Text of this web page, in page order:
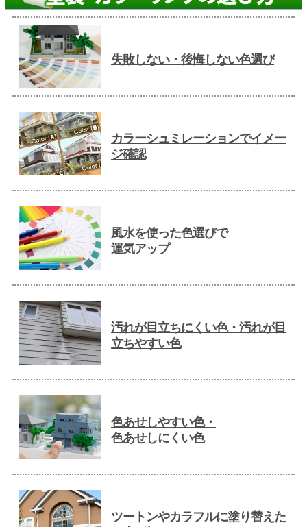
失敗しない・後悔しない色選び
カラーシュミレーションでイメー
ジ確認
風水を使った色選びで
運気アップ
汚れが目立ちにくい色・汚れが目
立ちやすい色
色あせしやすい色・
色あせしにくい色
ツートンやカラフルに塗り替えた